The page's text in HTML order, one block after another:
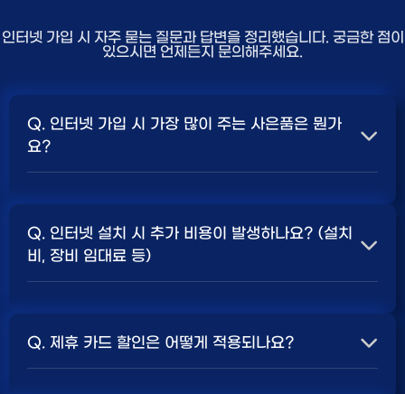
인터넷 가입 시 자주 묻는 질문과 답변을 정리했습니다. 궁금한 점이
있으시면 언제든지 문의해주세요.
Q. 인터넷 가입 시 가장 많이 주는 사은품은 뭔가
요?
보통 500Mbps 또는 1Gbps 인터넷을 TV와 결합하여
가입할 때현금 사은품
세요.
Q. 인터넷 설치 시 추가 비용이 발생하나요? (설치
비, 장비 임대료 등)
청구되는 경우가 많습니다. 다만, 인터넷 상품 및 프로모션
Q. 제휴 카드 할인은 어떻게 적용되나요?